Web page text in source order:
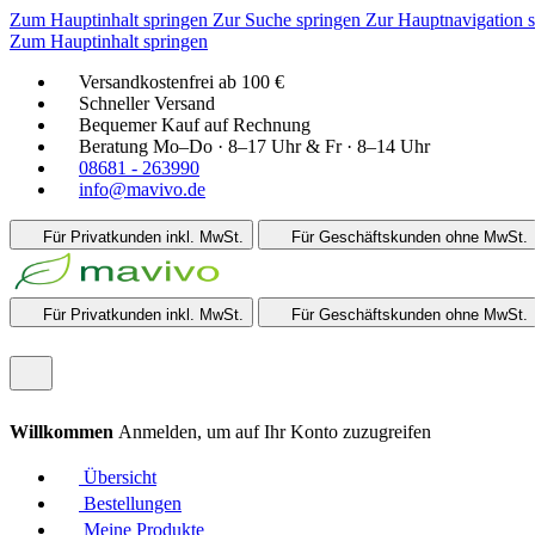
Zum Hauptinhalt springen Zur Suche springen Zur Hauptnavigation
Zum Hauptinhalt springen
Versandkostenfrei ab 100 €
Schneller Versand
Bequemer Kauf auf Rechnung
Beratung Mo–Do · 8–17 Uhr & Fr · 8–14 Uhr
08681 - 263990
info@mavivo.de
Für Privatkunden inkl. MwSt. Für Geschäftskunden ohne MwSt.
Für Privatkunden inkl. MwSt. Für Geschäftskunden ohne MwSt.
Willkommen Anmelden, um auf Ihr Konto zuzugreifen
Übersicht
Bestellungen
Meine Produkte